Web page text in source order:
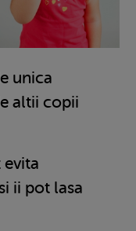
unica
altii copii
ii pot lasa